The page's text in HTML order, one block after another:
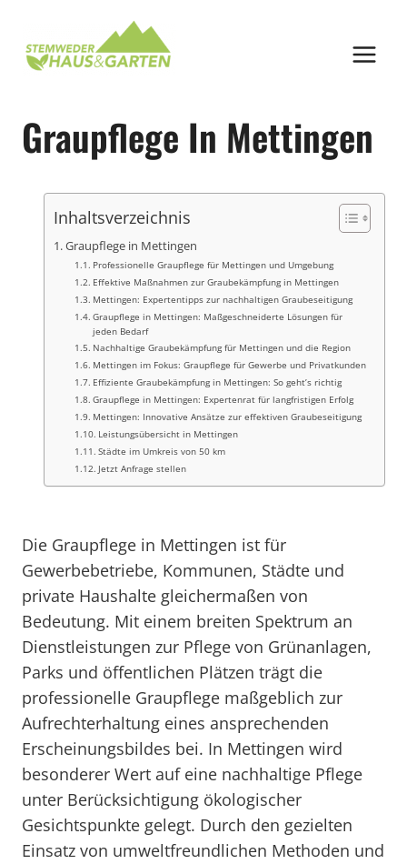
springen
Graupflege In Mettingen
Inhaltsverzeichnis
Graupflege in Mettingen
Professionelle Graupflege für Mettingen und Umgebung
Effektive Maßnahmen zur Graubekämpfung in Mettingen
Mettingen: Expertentipps zur nachhaltigen Graubeseitigung
Graupflege in Mettingen: Maßgeschneiderte Lösungen für
jeden Bedarf
Nachhaltige Graubekämpfung für Mettingen und die Region
Mettingen im Fokus: Graupflege für Gewerbe und Privatkunden
Effiziente Graubekämpfung in Mettingen: So geht’s richtig
Graupflege in Mettingen: Expertenrat für langfristigen Erfolg
Mettingen: Innovative Ansätze zur effektiven Graubeseitigung
Leistungsübersicht in Mettingen
Städte im Umkreis von 50 km
Jetzt Anfrage stellen
Die Graupflege in Mettingen ist für
Gewerbebetriebe, Kommunen, Städte und
private Haushalte gleichermaßen von
Bedeutung. Mit einem breiten Spektrum an
Dienstleistungen zur Pflege von Grünanlagen,
Parks und öffentlichen Plätzen trägt die
professionelle Graupflege maßgeblich zur
Aufrechterhaltung eines ansprechenden
Erscheinungsbildes bei. In Mettingen wird
besonderer Wert auf eine nachhaltige Pflege
unter Berücksichtigung ökologischer
Gesichtspunkte gelegt. Durch den gezielten
Einsatz von umweltfreundlichen Methoden und